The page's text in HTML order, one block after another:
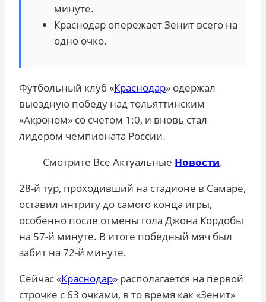
минуте.
Краснодар опережает Зенит всего на
одно очко.
Футбольный клуб «Краснодар» одержал
выездную победу над тольяттинским
«Акроном» со счетом 1:0, и вновь стал
лидером чемпионата России.
Смотрите Все Актуальные Новости.
28-й тур, проходивший на стадионе в Самаре,
оставил интригу до самого конца игры,
особенно после отмены гола Джона Кордобы
на 57-й минуте. В итоге победный мяч был
забит на 72-й минуте.
Сейчас «Краснодар» располагается на первой
строчке с 63 очками, в то время как «Зенит»